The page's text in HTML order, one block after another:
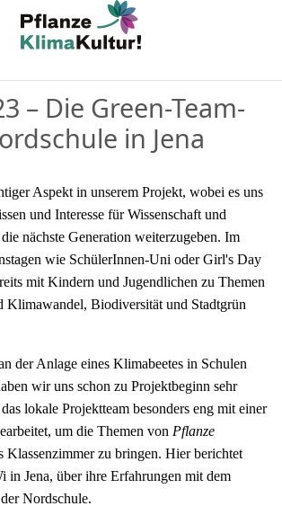
– Die Green-Team-
in Jena
Aspekt in unserem Projekt, wobei es uns
und Interesse für Wissenschaft und
nächste Generation weiterzugeben. Im
wie SchülerInnen-Uni oder Girl's Day
mit Kindern und Jugendlichen zu Themen
Klimawandel, Biodiversität und Stadtgrün
der Anlage eines Klimabeetes in Schulen
wir uns schon zu Projektbeginn sehr
lokale Projektteam besonders eng mit einer
um die Themen von Pflanze
Klassenzimmer zu bringen. Hier berichtet
in Jena, über ihre Erfahrungen mit dem
Nordschule.